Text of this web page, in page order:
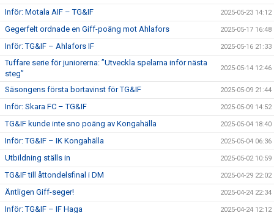
Inför: Motala AIF – TG&IF 2025-05-23 14:12
Gegerfelt ordnade en Giff-poäng mot Ahlafors 2025-05-17 16:48
Inför: TG&IF – Ahlafors IF 2025-05-16 21:33
Tuffare serie för juniorerna: ”Utveckla spelarna inför nästa
steg”
2025-05-14 12:46
Säsongens första bortavinst för TG&IF 2025-05-09 21:44
Inför: Skara FC – TG&IF 2025-05-09 14:52
TG&IF kunde inte sno poäng av Kongahälla 2025-05-04 18:40
Inför: TG&IF – IK Kongahälla 2025-05-04 06:36
Utbildning ställs in 2025-05-02 10:59
TG&IF till åttondelsfinal i DM 2025-04-29 22:02
Äntligen Giff-seger! 2025-04-24 22:34
Inför: TG&IF – IF Haga 2025-04-24 12:12